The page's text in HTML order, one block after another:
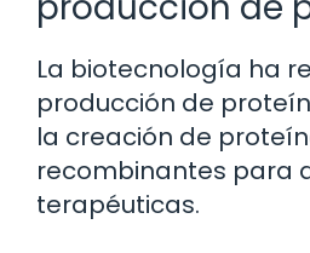
La biotecnología ha
producción de
la creación de
recombinantes para
terapéuticas.